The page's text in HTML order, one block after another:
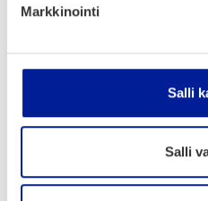
Markkinointi
Salli
Salli
Startups
Sustainable Materials
Waste collection & trasport
Waste utilisation Waste-